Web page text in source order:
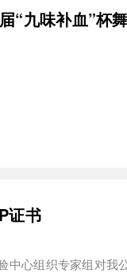
“九味补血”杯
证书
中心组织专家组对我